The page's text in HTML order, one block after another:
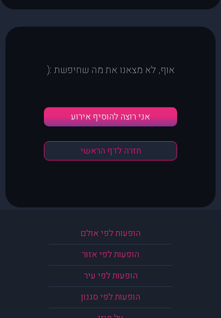
אוף, לא מצאנו את מה שחיפשת :(
אני רוצה להוסיף אירוע
חזרה לדף הראשי
הופעות לפי אולם
הופעות לפי אזור
הופעות לפי עיר
הופעות לפי סגנון